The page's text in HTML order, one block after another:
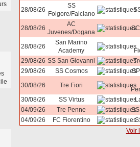
28/08/26
SS
Folgore/Falciano
28/08/26
AC
Juvenes/Dogana
28/08/26
San Marino
Academy
29/08/26 SS San Giovanni
29/08/26
SS Cosmos
30/08/26
Tre Fiori
30/08/26
SS Virtus
04/09/26
Tre Penne
04/09/26
FC Fiorentino
Voir